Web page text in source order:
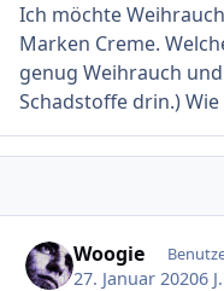
Ich möchte
Marken Creme.
genug Weihrauch
Schadstoffe drin.)
Woogie
27. Januar 20206 J.